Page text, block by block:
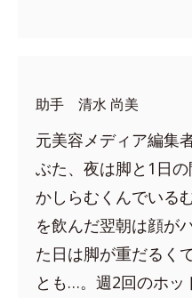
助手 清水 尚美
元美容メディア編集
ぶた、夜は脚と1日の
かしらむくんでいる
を飲んだ翌朝は顔が
た日は脚が重だるく
とも…。週2回のホッ